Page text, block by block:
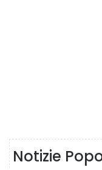
Notizie